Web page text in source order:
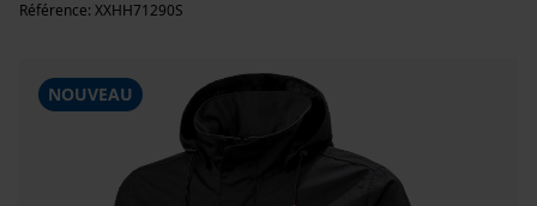
NOUVEAU
Référence: XXHH71290S